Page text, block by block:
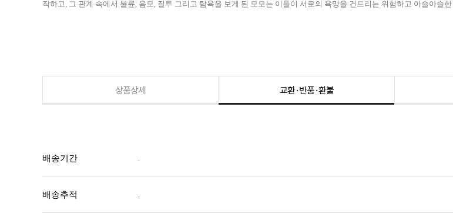
작하고, 그 관계 속에서 불륜, 음모, 질투 그리고 탐욕을 보게 된 모모는 이들이 서로의 욕망을 건드리는 위험하고 아슬아슬
상품상세 교환·반품·환불
배송기간 .
배송추적 .